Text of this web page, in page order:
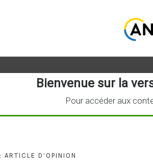
Bienvenue sur la
Pour accéder aux
ARTICLE D’OPINION